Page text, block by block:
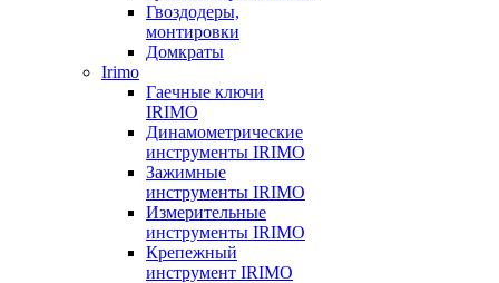
Гвоздодеры,
монтировки
Домкраты
Irimo
Гаечные ключи
IRIMO
Динамометрические
инструменты IRIMO
Зажимные
инструменты IRIMO
Измерительные
инструменты IRIMO
Крепежный
инструмент IRIMO